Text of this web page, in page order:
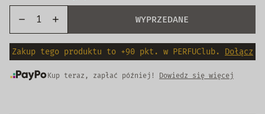
WYPRZEDANE
Zakup tego produktu to +90 pkt. w PERFUClub. Dołącz
Kup teraz, zapłać później! Dowiedz się więcej